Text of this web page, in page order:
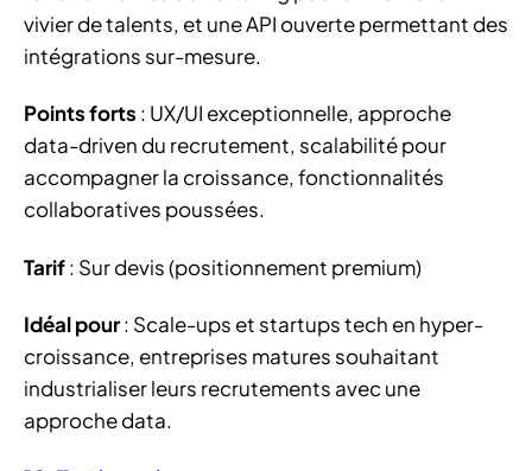
vivier de talents, et une API ouverte permettant des
intégrations sur-mesure.
Points forts : UX/UI exceptionnelle, approche
data-driven du recrutement, scalabilité pour
accompagner la croissance, fonctionnalités
collaboratives poussées.
Tarif: Sur devis (positionnement premium)
Idéal pour: Scale-ups et startups tech en hyper-
croissance, entreprises matures souhaitant
industrialiser leurs recrutements avec une
approche data.